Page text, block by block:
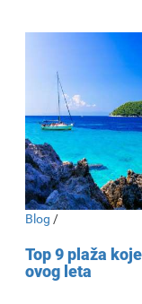
Blog /
Top 9 plaža
ovog leta